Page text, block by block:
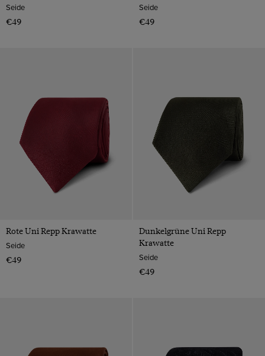
Seide
€49
Seide
€49
Rote Uni Repp Krawatte
Seide
€49
Dunkelgrüne Uni Repp
Krawatte
Seide
€49